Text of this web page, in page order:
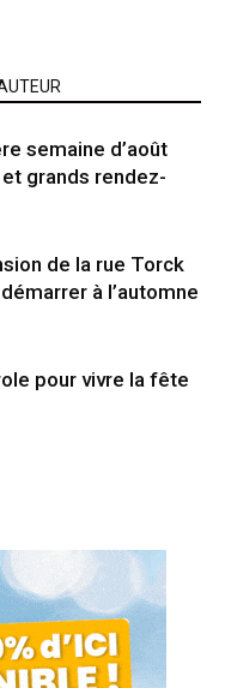
semaine d’août
grands rendez-
de la rue Torck
à l’automne
pour vivre la fête